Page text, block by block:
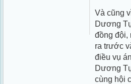
Và cũng
Dương
đồng đội,
ra trước
điều vụ
Dương
cùng hội